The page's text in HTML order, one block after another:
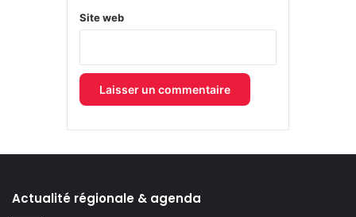
Site web
Actualité régionale & agenda